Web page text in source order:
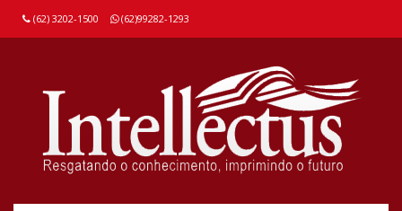
(62) 3202-1500 (62)99282-1293